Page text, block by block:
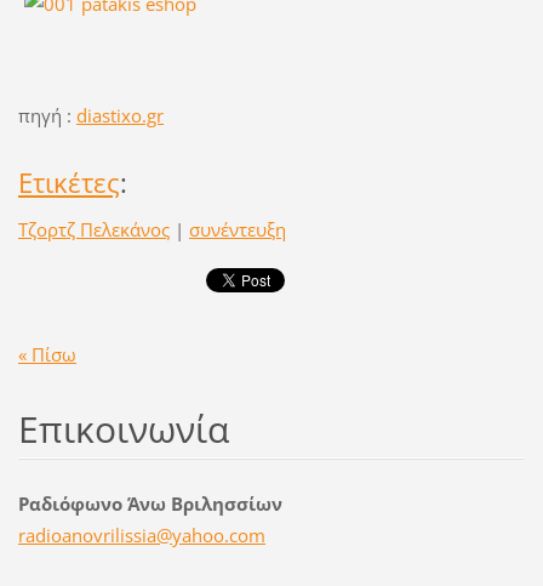
πηγή : diastixo.gr
Ετικέτες:
Τζορτζ Πελεκάνος | συνέντευξη
« Πίσω
Επικοινωνία
Ραδιόφωνο Άνω Βριλησσίων
radioanovrilissia@yahoo.com